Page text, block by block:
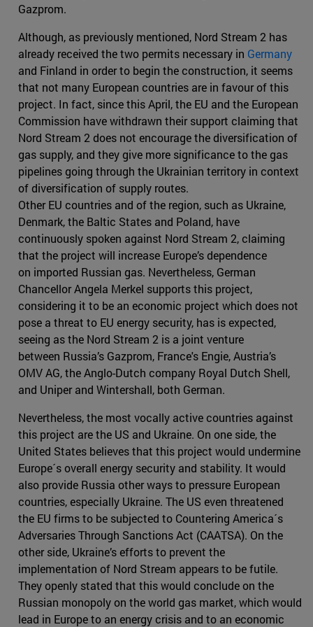
Gazprom.
Although, as previously mentioned, Nord Stream 2 has
already received the two permits necessary in Germany
and Finland in order to begin the construction, it seems
that not many European countries are in favour of this
project. In fact, since this April, the EU and the European
Commission have withdrawn their support claiming that
Nord Stream 2 does not encourage the diversification of
gas supply, and they give more significance to the gas
pipelines going through the Ukrainian territory in context
of diversification of supply routes.
Other EU countries and of the region, such as Ukraine,
Denmark, the Baltic States and Poland, have
continuously spoken against Nord Stream 2, claiming
that the project will increase Europe’s dependence
on imported Russian gas. Nevertheless, German
Chancellor Angela Merkel supports this project,
considering it to be an economic project which does not
pose a threat to EU energy security, has is expected,
seeing as the Nord Stream 2 is a joint venture
between Russia’s Gazprom, France's Engie, Austria’s
OMV AG, the Anglo-Dutch company Royal Dutch Shell,
and Uniper and Wintershall, both German.
Nevertheless, the most vocally active countries against
this project are the US and Ukraine. On one side, the
United States believes that this project would undermine
Europe´s overall energy security and stability. It would
also provide Russia other ways to pressure European
countries, especially Ukraine. The US even threatened
the EU firms to be subjected to Countering America´s
Adversaries Through Sanctions Act (CAATSA). On the
other side, Ukraine’s efforts to prevent the
implementation of Nord Stream appears to be futile.
They openly stated that this would conclude on the
Russian monopoly on the world gas market, which would
lead in Europe to an energy crisis and to an economic